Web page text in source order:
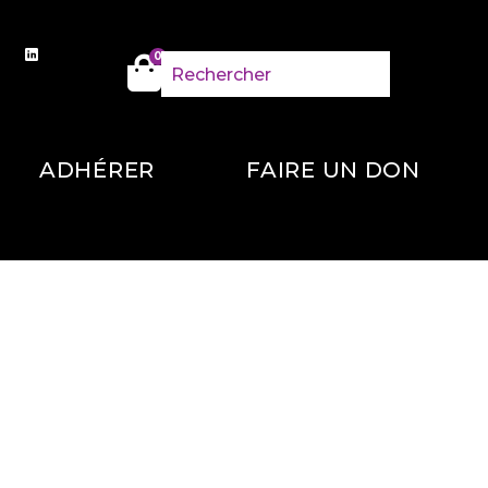
0
ADHÉRER FAIRE UN DON